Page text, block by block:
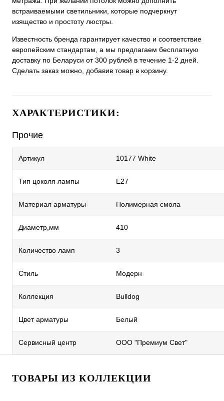
встраиваемыми светильники, которые подчеркнут
изящество и простоту люстры.
Известность бренда гарантирует качество и соответствие
европейским стандартам, а мы предлагаем бесплатную
доставку по Беларуси от 300 рублей в течение 1-2 дней.
Сделать заказ можно, добавив товар в корзину.
ХАРАКТЕРИСТИКИ:
Прочие
Артикул 10177 White
Тип цоколя лампы E27
Материал арматуры Полимерная смола
Диаметр,мм 410
Количество ламп 3
Стиль Модерн
Коллекция Bulldog
Цвет арматуры Белый
Сервисный центр ООО "Премиум Свет"
ТОВАРЫ ИЗ КОЛЛЕКЦИИ